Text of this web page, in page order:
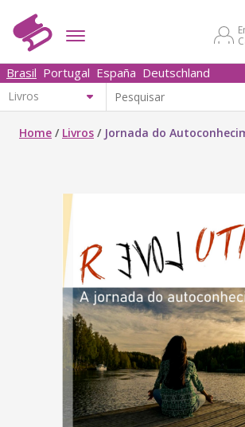
Brasil Portugal España Deutschland
Home / Livros / Jornada do